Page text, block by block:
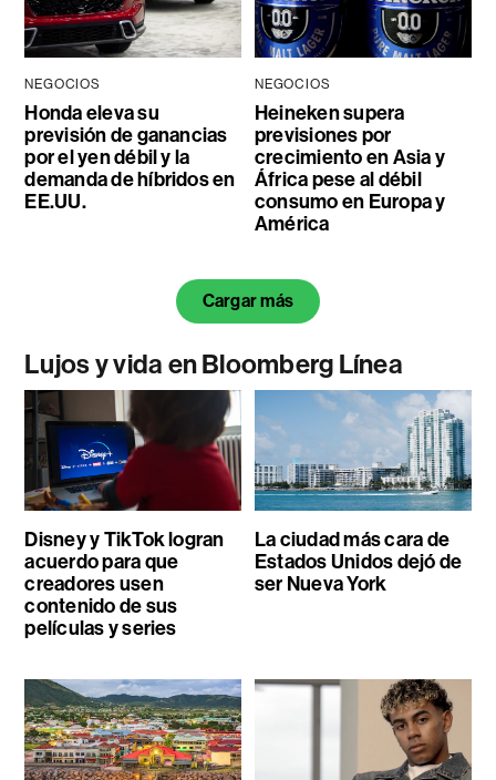
NEGOCIOS
Honda eleva su
previsión de ganancias
por el yen débil y la
demanda de híbridos en
EE.UU.
NEGOCIOS
Heineken supera
previsiones por
crecimiento en Asia y
África pese al débil
consumo en Europa y
América
Cargar más
Lujos y vida en Bloomberg Línea
Disney y TikTok logran
acuerdo para que
creadores usen
contenido de sus
películas y series
La ciudad más cara de
Estados Unidos dejó de
ser Nueva York